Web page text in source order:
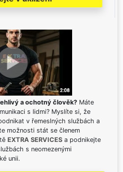
a ochotný člověk? Máte
s lidmi? Myslíte si, že
v řemeslných službách a
možnosti stát se členem
EXTRA SERVICES a podnikejte
s neomezenými
unii.